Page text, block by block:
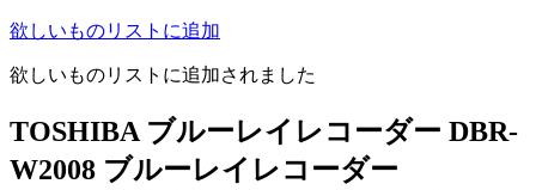
欲しいものリストに追加
欲しいものリストに追加されました
TOSHIBA ブルーレイレコーダー DBR-
W2008 ブルーレイレコーダー